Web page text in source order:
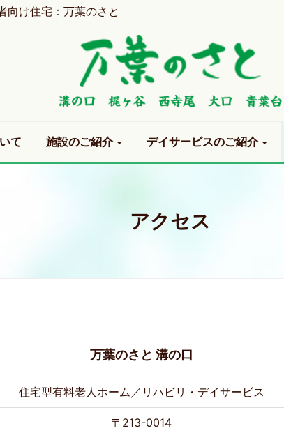
向け住宅：万葉のさと
て 施設のご紹介 デイサービスのご紹介
アクセス
万葉のさと 溝の口
住宅型有料老人ホーム／リハビリ・デイサービス
〒213-0014